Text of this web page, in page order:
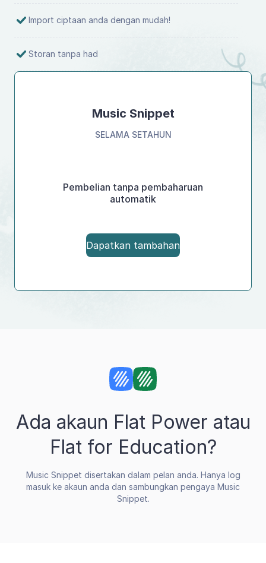
Import ciptaan anda dengan mudah!
Storan tanpa had
Music Snippet
SELAMA SETAHUN
Pembelian tanpa pembaharuan
automatik
Dapatkan tambahan
Ada akaun Flat Power atau
Flat for Education?
Music Snippet disertakan dalam pelan anda. Hanya log
masuk ke akaun anda dan sambungkan pengaya Music
Snippet.